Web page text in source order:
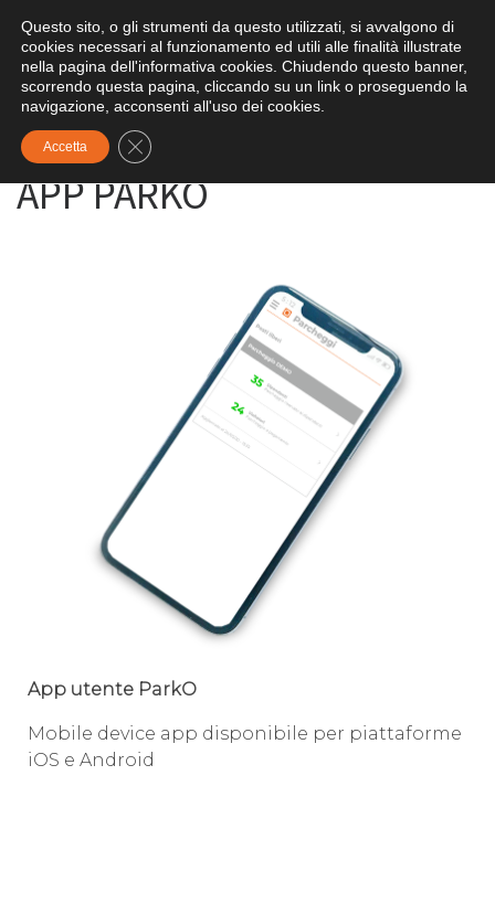
Skip to content
Search
Pagina iniziale »PRODOTTI »APP PARKO
APP PARKO
App utente ParkO
Mobile device app disponibile per piattaforme
iOS e Android
Questo sito, o gli strumenti da questo utilizzati, si avvalgono di
cookies necessari al funzionamento ed utili alle finalità illustrate
nella pagina dell'informativa cookies. Chiudendo questo banner,
scorrendo questa pagina, cliccando su un link o proseguendo la
navigazione, acconsenti all'uso dei cookies.
Accetta Close GDPR Cookie Banner